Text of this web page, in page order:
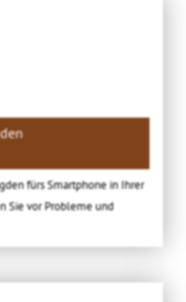
fürs Smartphone in Ihrer
Sie vor Probleme und